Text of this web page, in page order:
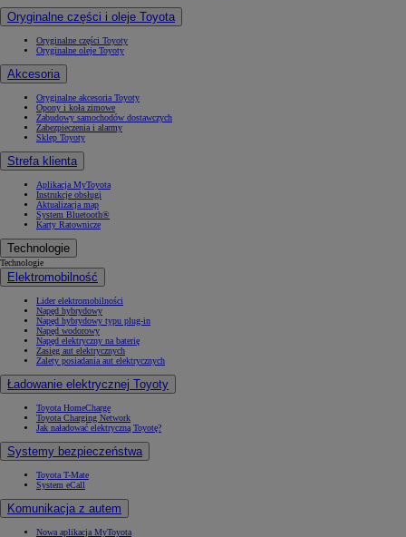
Oryginalne części i oleje Toyota
Oryginalne części Toyoty
Oryginalne oleje Toyoty
Akcesoria
Oryginalne akcesoria Toyoty
Opony i koła zimowe
Zabudowy samochodów dostawczych
Zabezpieczenia i alarmy
Sklep Toyoty
Strefa klienta
Aplikacja MyToyota
Instrukcje obsługi
Aktualizacja map
System Bluetooth®
Karty Ratownicze
Technologie
Technologie
Elektromobilność
Lider elektromobilności
Napęd hybrydowy
Napęd hybrydowy typu plug-in
Napęd wodorowy
Napęd elektryczny na baterię
Zasięg aut elektrycznych
Zalety posiadania aut elektrycznych
Ładowanie elektrycznej Toyoty
Toyota HomeCharge
Toyota Charging Network
Jak naładować elektryczną Toyotę?
Systemy bezpieczeństwa
Toyota T-Mate
System eCall
Komunikacja z autem
Nowa aplikacja MyToyota